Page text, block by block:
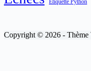
Copyright © 2026 - Thème